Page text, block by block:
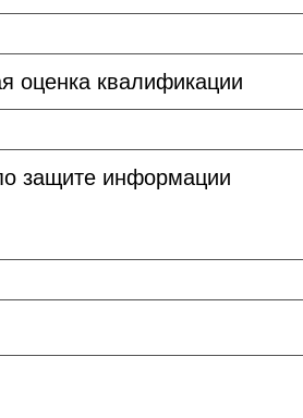
оценка квалификации
защите информации